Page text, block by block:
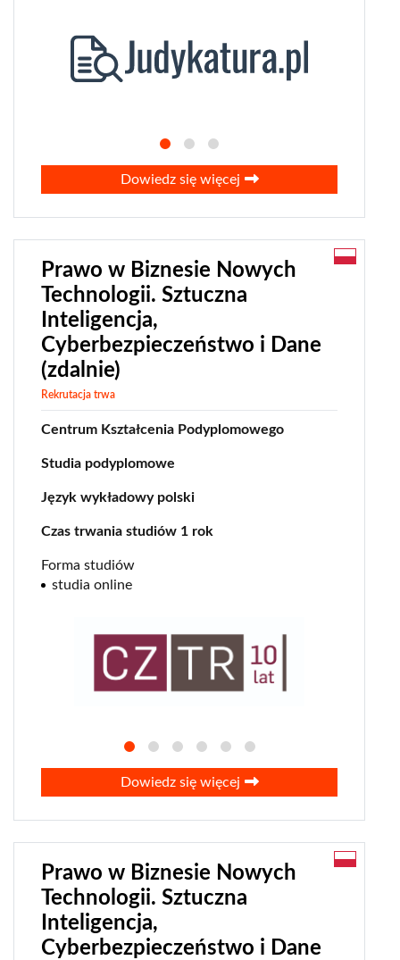
Dowiedz się więcej
Prawo w Biznesie Nowych
Technologii. Sztuczna
Inteligencja,
Cyberbezpieczeństwo i Dane
(zdalnie)
Rekrutacja trwa
Centrum Kształcenia Podyplomowego
Studia podyplomowe
Język wykładowy polski
Czas trwania studiów 1 rok
Forma studiów
studia online
Dowiedz się więcej
Prawo w Biznesie Nowych
Technologii. Sztuczna
Inteligencja,
Cyberbezpieczeństwo i Dane